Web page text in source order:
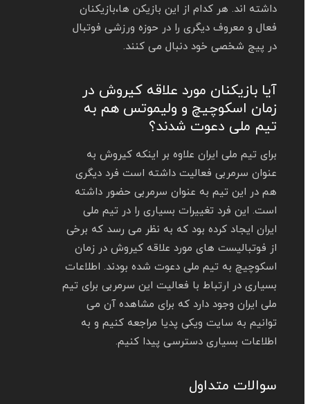
داشته‌ اند. هر کدام از این بازیکن ها،بازیکنان
فعال و معروف دیگری را در حوزه ورزشی فوتبال
در پیج شخصی خود دنبال می کنند.
آیا بازیکنان مورد علاقه کیروش در
زمان اسکوچیچ و ولیموتس هم به
تیم ملی دعوت شدند؟
برای تیم ملی ایران علاوه بر اینکه کیروش به
عنوان سرمربی فعالیت داشته است فرد دیگری
هم در این تیم به عنوان سرمربی حضور داشته
است. این فرد تغییرات بسیاری را در تیم ملی
ایران ایجاد کرده بود که به نظر می‌ رسد که برخی
از فوتبالیست های مورد علاقه کیروش در زمان
اسکوچیچ به تیم ملی دعوت شده بودند. اطلاعات
بسیاری در ارتباط با فعالیت این سرمربی برای تیم
ملی ایران وجود دارد که برای مشاهده آن می
توانیم به سایت ویکی پدیا مراجعه کنیم و به
اطلاعات بسیاری دسترسی پیدا کنیم.
سوالات متداول